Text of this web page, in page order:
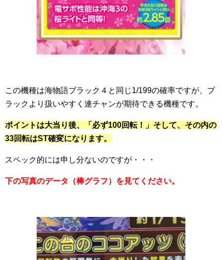
この機種は海物語ブラック４と同じ1/199の確率ですが、ブ
ラックより扱いやすく連チャンが期待できる機種です。
ポイントは大当り後、「必ず100回転！」そして、その内の
33回転はST確変になります。
スペック的には申し分ないのですが・・・
下の写真のデータ（棒グラフ）を見てください。